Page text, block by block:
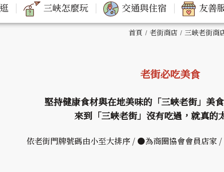
三峽怎麼玩 交通與住宿 友善
首頁 老街商店 三峽老街商
老街必吃美食
堅持健康食材與在地美味的「三峽老街」美
來到「三峽老街」沒有吃過，就真的
依老街門牌號碼由小至大排序 / ●為商圈協會會員店家